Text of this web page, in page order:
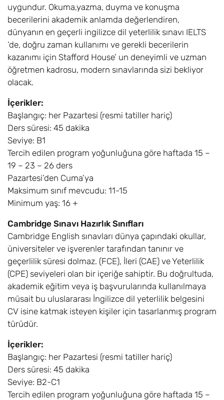
uygundur. Okuma,yazma, duyma ve konuşma
becerilerini akademik anlamda değerlendiren,
dünyanın en geçerli ingilizce dil yeterlilik sınavı IELTS
‘de, doğru zaman kullanımı ve gerekli becerilerin
kazanımı için Stafford House’ un deneyimli ve uzman
öğretmen kadrosu, modern sınavlarında sizi bekliyor
olacak.
İçerikler:
Başlangıç: her Pazartesi (resmi tatiller hariç)
Ders süresi: 45 dakika
Seviye: B1
Tercih edilen program yoğunluğuna göre haftada 15 –
19 – 23 – 26 ders
Pazartesi’den Cuma’ya
Maksimum sınıf mevcudu: 11-15
Minimum yaş: 16 +
Cambridge Sınavı Hazırlık Sınıfları
Cambridge English sınavları dünya çapındaki okullar,
üniversiteler ve işverenler tarafından tanınır ve
geçerlilik süresi dolmaz. (FCE), İleri (CAE) ve Yeterlilik
(CPE) seviyeleri olan bir içeriğe sahiptir. Bu doğrultuda,
akademik eğitim veya iş başvurularında kullanılmaya
müsait bu uluslararası İngilizce dil yeterlilik belgesini
CV isine katmak isteyen kişiler için tasarlanmış program
türüdür.
İçerikler:
Başlangıç: her Pazartesi (resmi tatiller hariç)
Ders süresi: 45 dakika
Seviye: B2-C1
Tercih edilen program yoğunluğuna göre haftada 15 –